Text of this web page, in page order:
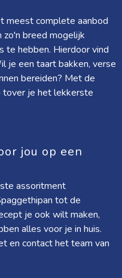
meest complete aanbod
breed mogelijk
te hebben. Hierdoor vind
je een taart bakken, verse
bereiden? Met de
tover je het lekkerste
jou op een
assoritment
tot de
je ook wilt maken,
alles voor je in huis.
en contact het team van